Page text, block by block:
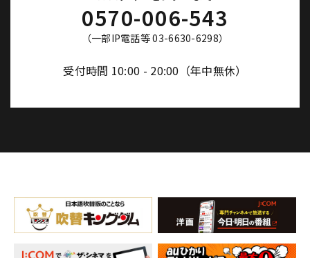
0570-006-543
（一部IP電話等 03-6630-6298）
受付時間 10:00 - 20:00（年中無休）